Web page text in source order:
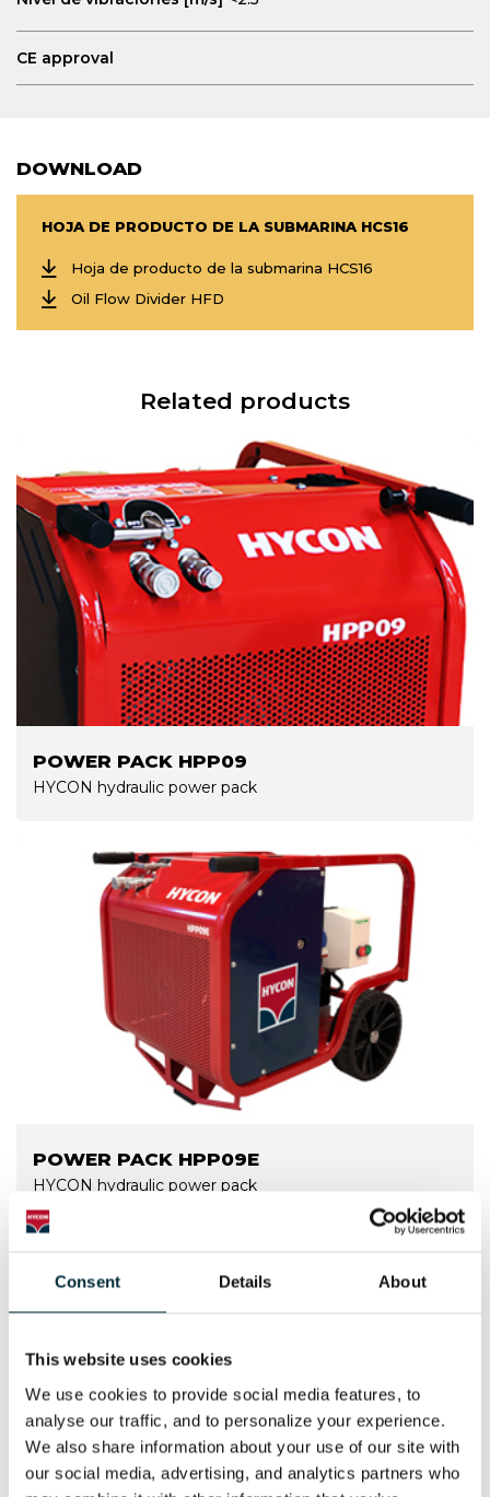
Consent Details About
This website uses cookies
We use cookies to provide social media features, to
analyse our traffic, and to personalize your experience.
We also share information about your use of our site with
our social media, advertising, and analytics partners who
CE approval
DOWNLOAD
HOJA DE PRODUCTO DE LA SUBMARINA HCS16
Hoja de producto de la submarina HCS16
Oil Flow Divider HFD
Related products
POWER PACK HPP09
HYCON hydraulic power pack
POWER PACK HPP09E
HYCON hydraulic power pack